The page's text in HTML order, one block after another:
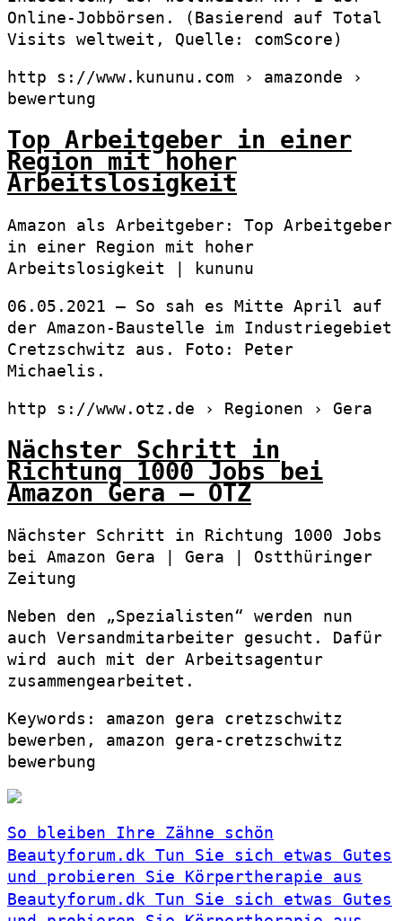
Online-Jobbörsen. (Basierend auf Total
Visits weltweit, Quelle: comScore)
http s://www.kununu.com › amazonde ›
bewertung
Top Arbeitgeber in einer
Region mit hoher
Arbeitslosigkeit
Amazon als Arbeitgeber: Top Arbeitgeber
in einer Region mit hoher
Arbeitslosigkeit | kununu
06.05.2021 — So sah es Mitte April auf
der Amazon-Baustelle im Industriegebiet
Cretzschwitz aus. Foto: Peter
Michaelis.
http s://www.otz.de › Regionen › Gera
Nächster Schritt in
Richtung 1000 Jobs bei
Amazon Gera – OTZ
Nächster Schritt in Richtung 1000 Jobs
bei Amazon Gera | Gera | Ostthüringer
Zeitung
Neben den „Spezialisten“ werden nun
auch Versandmitarbeiter gesucht. Dafür
wird auch mit der Arbeitsagentur
zusammengearbeitet.
Keywords: amazon gera cretzschwitz
bewerben, amazon gera-cretzschwitz
bewerbung
So bleiben Ihre Zähne schön
Beautyforum.dk Tun Sie sich etwas Gutes
und probieren Sie Körpertherapie aus
Beautyforum.dk Tun Sie sich etwas Gutes